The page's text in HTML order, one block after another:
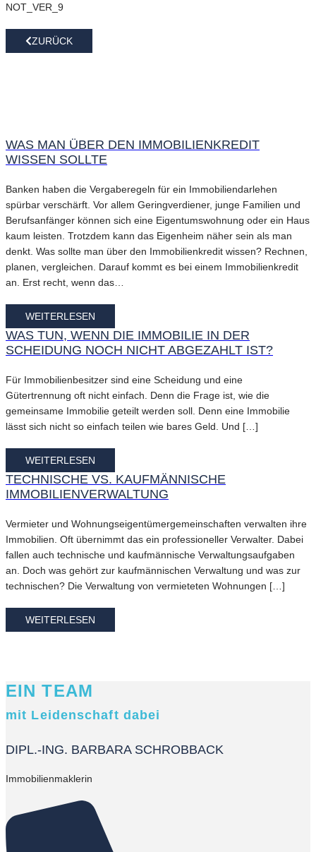
NOT_VER_9
ZURÜCK
WAS MAN ÜBER DEN IMMOBILIENKREDIT
WISSEN SOLLTE
Banken haben die Vergaberegeln für ein Immobiliendarlehen
spürbar verschärft. Vor allem Geringverdiener, junge Familien und
Berufsanfänger können sich eine Eigentumswohnung oder ein Haus
kaum leisten. Trotzdem kann das Eigenheim näher sein als man
denkt. Was sollte man über den Immobilienkredit wissen? Rechnen,
planen, vergleichen. Darauf kommt es bei einem Immobilienkredit
an. Erst recht, wenn das…
WEITERLESEN
WAS TUN, WENN DIE IMMOBILIE IN DER
SCHEIDUNG NOCH NICHT ABGEZAHLT IST?
Für Immobilienbesitzer sind eine Scheidung und eine
Gütertrennung oft nicht einfach. Denn die Frage ist, wie die
gemeinsame Immobilie geteilt werden soll. Denn eine Immobilie
lässt sich nicht so einfach teilen wie bares Geld. Und […]
WEITERLESEN
TECHNISCHE VS. KAUFMÄNNISCHE
IMMOBILIENVERWALTUNG
Vermieter und Wohnungseigentümergemeinschaften verwalten ihre
Immobilien. Oft übernimmt das ein professioneller Verwalter. Dabei
fallen auch technische und kaufmännische Verwaltungsaufgaben
an. Doch was gehört zur kaufmännischen Verwaltung und was zur
technischen? Die Verwaltung von vermieteten Wohnungen […]
WEITERLESEN
EIN TEAM
mit Leidenschaft dabei
DIPL.-ING. BARBARA SCHROBBACK
Immobilienmaklerin